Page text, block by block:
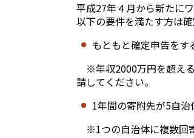
平成27年４月から新たに
以下の要件を満たす方は
もともと確定申告をす
※年収2000万円を超え
請してください。
1年間の寄附先が5自治
※1つの自治体に複数回